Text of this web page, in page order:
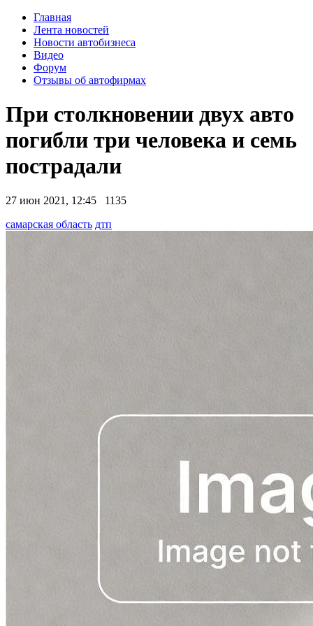
Главная
Лента новостей
Новости автобизнеса
Видео
Форум
Отзывы об автофирмах
При столкновении двух авто
погибли три человека и семь
пострадали
27 июн 2021, 12:45
1135
самарская область дтп